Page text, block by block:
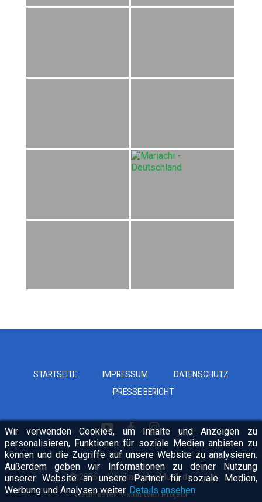
STARTSEITE IMPRESSUM
DATENSCHUTZ
PRESSE BERICHT
© 2026
Mexikanische-Musik.de
Webmaster:Vision Web Project
Wir verwenden Cookies, um Inhalte und Anzeigen zu
personalisieren, Funktionen für soziale Medien anbieten zu
können und die Zugriffe auf unsere Website zu analysieren.
Außerdem geben wir Informationen zu deiner Nutzung
unserer Website an unsere Partner für soziale Medien,
Werbung und Analysen weiter.Details ansehen